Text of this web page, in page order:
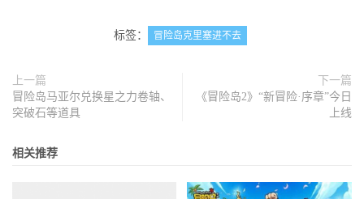
标签： 冒险岛克里塞进不去
上一篇
冒险岛马亚尔兑换星之力卷轴、
突破石等道具
下一篇
《冒险岛2》“新冒险·序章”今日
上线
相关推荐